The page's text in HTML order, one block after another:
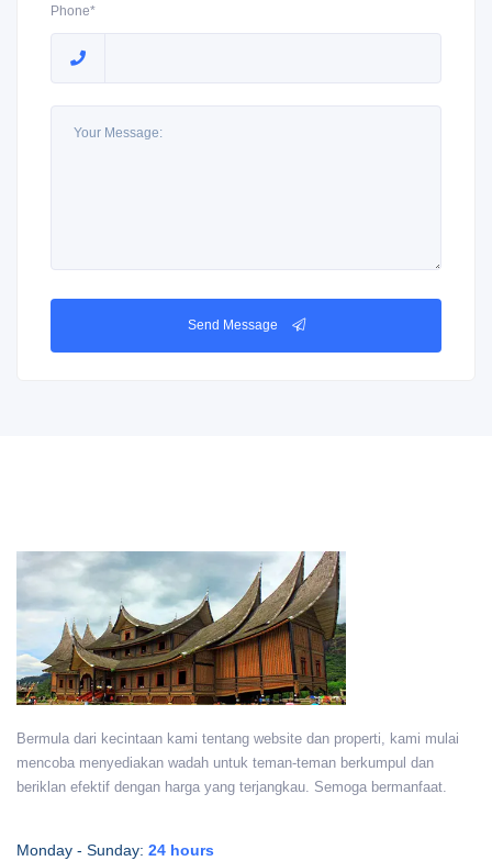
Phone*
Send Message
Bermula dari kecintaan kami tentang website dan properti, kami mulai
mencoba menyediakan wadah untuk teman-teman berkumpul dan
beriklan efektif dengan harga yang terjangkau. Semoga bermanfaat.
Monday - Sunday: 24 hours